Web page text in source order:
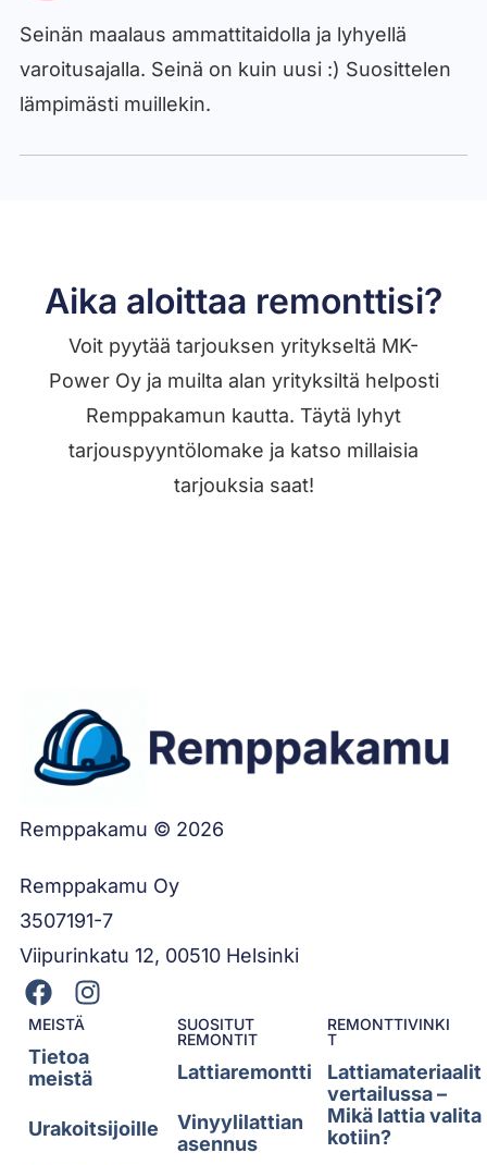
Seinän maalaus ammattitaidolla ja lyhyellä
varoitusajalla. Seinä on kuin uusi :) Suosittelen
lämpimästi muillekin.
Aika aloittaa remonttisi?
Voit pyytää tarjouksen yritykseltä MK-
Power Oy ja muilta alan yrityksiltä helposti
Remppakamun kautta. Täytä lyhyt
tarjouspyyntölomake ja katso millaisia
tarjouksia saat!
Remppakamu © 2026
Remppakamu Oy
3507191-7
Viipurinkatu 12, 00510 Helsinki
MEISTÄ
Tietoa
meistä
Urakoitsijoille
SUOSITUT
REMONTIT
Lattiaremontti
Vinyylilattian
asennus
REMONTTIVINKI
T
Lattiamateriaalit
vertailussa –
Mikä lattia valita
kotiin?